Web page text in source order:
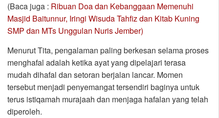
(Baca juga : Ribuan Doa dan Kebanggaan Memenuhi
Masjid Baitunnur, Iringi Wisuda Tahfiz dan Kitab Kuning
SMP dan MTs Unggulan Nuris Jember)
Menurut Tita, pengalaman paling berkesan selama proses
menghafal adalah ketika ayat yang dipelajari terasa
mudah dihafal dan setoran berjalan lancar. Momen
tersebut menjadi penyemangat tersendiri baginya untuk
terus istiqamah murajaah dan menjaga hafalan yang telah
diperoleh.